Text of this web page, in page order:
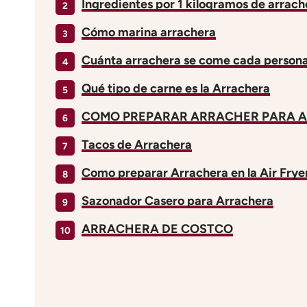
Ingredientes por 1 kilogramos de
Cómo marina arrachera
Cuánta arrachera se come cada
Qué tipo de carne es la Arrachera
COMO PREPARAR ARRACHER PARA
Tacos de Arrachera
Como preparar Arrachera en la Air
Sazonador Casero para Arrachera
ARRACHERA DE COSTCO